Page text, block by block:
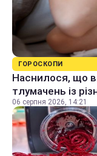
ГОРОСКОПИ
Наснилося, що
тлумачень із
06 серпня 2026, 14:21